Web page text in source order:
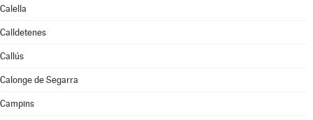
Calella
Calldetenes
Callús
Calonge de Segarra
Campins